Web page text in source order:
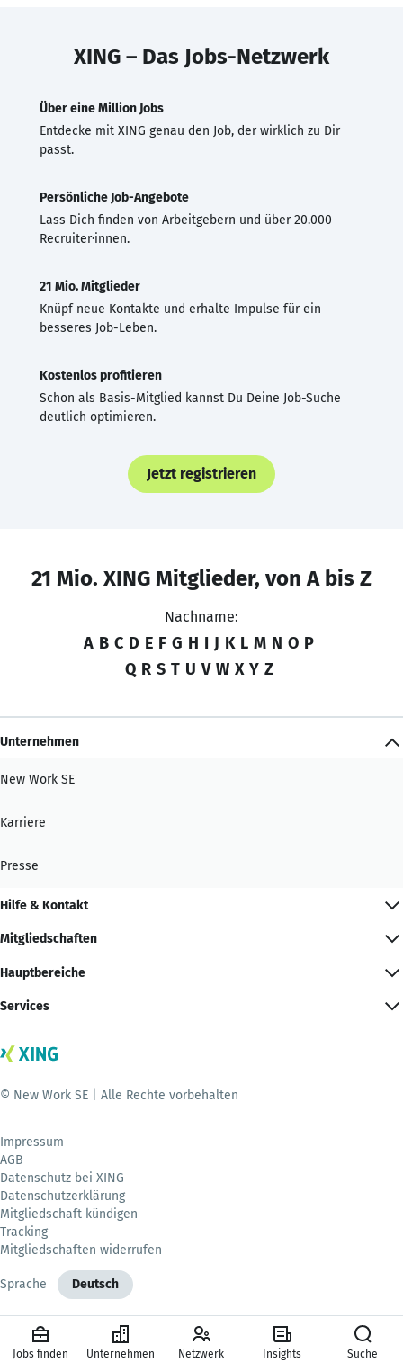
XING – Das Jobs-Netzwerk
Über eine Million Jobs
Entdecke mit XING genau den Job, der wirklich zu Dir
passt.
Persönliche Job-Angebote
Lass Dich finden von Arbeitgebern und über 20.000
Recruiter·innen.
21 Mio. Mitglieder
Knüpf neue Kontakte und erhalte Impulse für ein
besseres Job-Leben.
Kostenlos profitieren
Schon als Basis-Mitglied kannst Du Deine Job-Suche
deutlich optimieren.
Jetzt registrieren
21 Mio. XING Mitglieder, von A bis Z
Nachname:
A B C D E F G H I J K L M N O P
Q R S T U V W X Y Z
Unternehmen
New Work SE
Karriere
Presse
Hilfe & Kontakt
Mitgliedschaften
Hauptbereiche
Services
© New Work SE | Alle Rechte vorbehalten
Impressum
AGB
Datenschutz bei XING
Datenschutzerklärung
Mitgliedschaft kündigen
Tracking
Mitgliedschaften widerrufen
Sprache Deutsch
Jobs finden Unternehmen Netzwerk Insights Suche